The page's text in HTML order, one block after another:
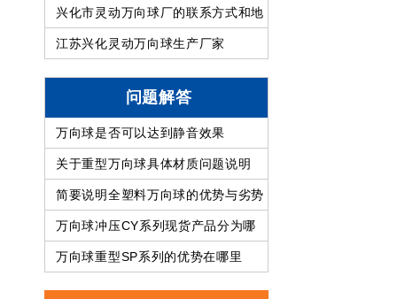
兴化市灵动万向球厂的联系方式和地
址
江苏兴化灵动万向球生产厂家
问题解答
万向球是否可以达到静音效果
关于重型万向球具体材质问题说明
简要说明全塑料万向球的优势与劣势
万向球冲压CY系列现货产品分为哪
几类
万向球重型SP系列的优势在哪里